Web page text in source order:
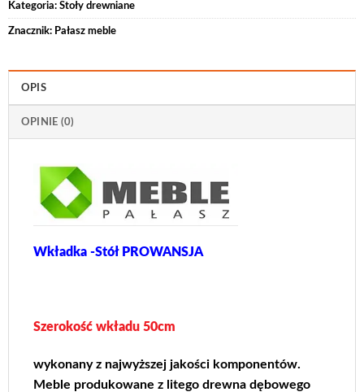
Kategoria: Stoły drewniane
Znacznik: Pałasz meble
OPIS
OPINIE (0)
Wkładka -Stół PROWANSJA
Szerokość wkładu 50cm
wykonany z najwyższej jakości komponentów.
Meble produkowane z litego drewna dębowego